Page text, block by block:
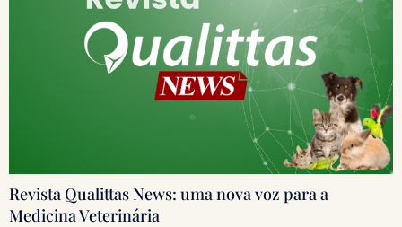
Revista Qualittas News: uma nova voz para a
Medicina Veterinária